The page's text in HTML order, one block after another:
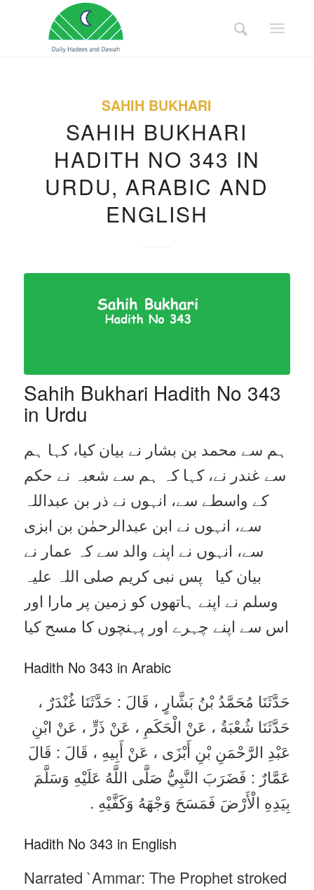
SAHIH BUKHARI
SAHIH BUKHARI
HADITH NO 343 IN
URDU, ARABIC AND
ENGLISH
Sahih Bukhari Hadith No 343
in Urdu
ہم سے محمد بن بشار نے بیان کیا، کہا ہم
سے غندر نے، کہا کہ ہم سے شعبہ نے حکم
کے واسطے سے، انہوں نے ذر بن عبداللہ
سے، انہوں نے ابن عبدالرحمٰن بن ابزی
سے، انہوں نے اپنے والد سے کہ عمار نے
بیان کیا پس نبی کریم صلی اللہ علیہ
وسلم نے اپنے ہاتھوں کو زمین پر مارا اور
اس سے اپنے چہرے اور پہنچوں کا مسح کیا
Hadith No 343 in Arabic
حَدَّثَنَا مُحَمَّدُ بْنُ بَشَّارٍ ، قَالَ : حَدَّثَنَا غُنْدَرٌ ،
حَدَّثَنَا شُعْبَةُ ، عَنْ الْحَكَمِ ، عَنْ ذَرٍّ ، عَنْ ابْنِ
عَبْدِ الرَّحْمَنِ بْنِ أَبْزَى ، عَنْ أَبِيهِ ، قَالَ : قَالَ
عَمَّارٌ : فَضَرَبَ النَّبِيُّ صَلَّى اللَّهُ عَلَيْهِ وَسَلَّمَ
بِيَدِهِ الْأَرْضَ فَمَسَحَ وَجْهَهُ وَكَفَّيْهِ .
Hadith No 343 in English
Narrated `Ammar: The Prophet stroked